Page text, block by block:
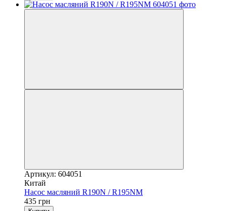
Артикул: 604051
Китай
Насос масляний R190N / R195NM
435 грн